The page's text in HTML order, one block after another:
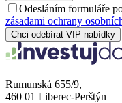
Odesláním formuláře
zásadami ochrany
Chci odebírat VIP nabídky
Rumunská 655/9,
460 01 Liberec-Perštýn